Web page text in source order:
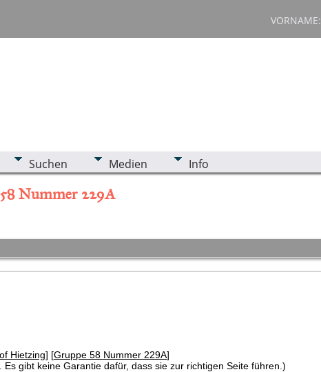
VORNAME:
Suchen Medien Info
Nummer 229A
Hietzing] [Gruppe 58 Nummer 229A]
gibt keine Garantie dafür, dass sie zur richtigen Seite führen.)